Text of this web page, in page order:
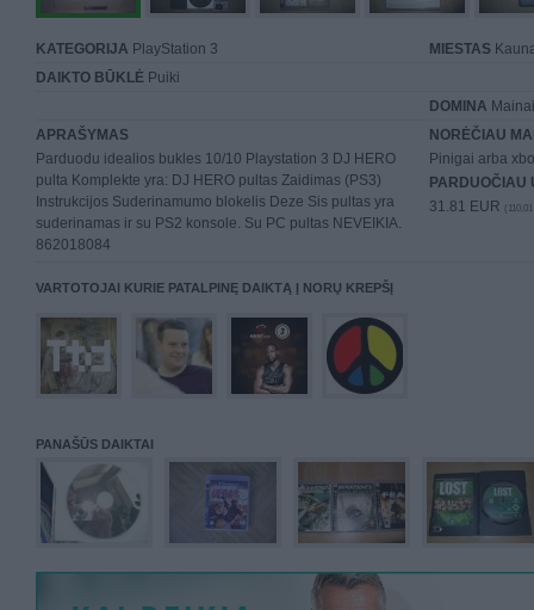
KATEGORIJA PlayStation 3 MIESTAS
DAIKTO BŪKLĖ Puiki
DOMINA
APRAŠYMAS
Parduodu idealios bukles 10/10 Playstation 3 DJ HERO
pulta Komplekte yra: DJ HERO pultas Zaidimas (PS3)
Instrukcijos Suderinamumo blokelis Deze Sis pultas yra
suderinamas ir su PS2 konsole. Su PC pultas NEVEIKIA.
862018084
NORĖČIAU
Pinigai arba
PARDUOČIAU
31.81 EUR
VARTOTOJAI KURIE PATALPINĘ DAIKTĄ Į NORŲ KREPŠĮ
PANAŠŪS DAIKTAI